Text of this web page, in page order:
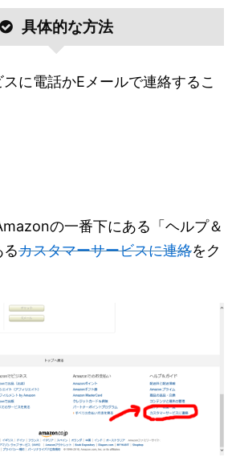
具体的な方法
に電話かEメールで連絡するこ
の一番下にある「ヘルプ＆
カスタマーサービスに連絡をク